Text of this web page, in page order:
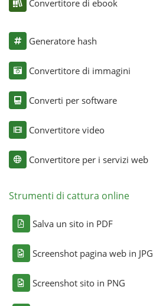
Convertitore di ebook
Generatore hash
Convertitore di immagini
Converti per software
Convertitore video
Convertitore per i servizi web
Strumenti di cattura online
Salva un sito in PDF
Screenshot pagina web in JPG
Screenshot sito in PNG